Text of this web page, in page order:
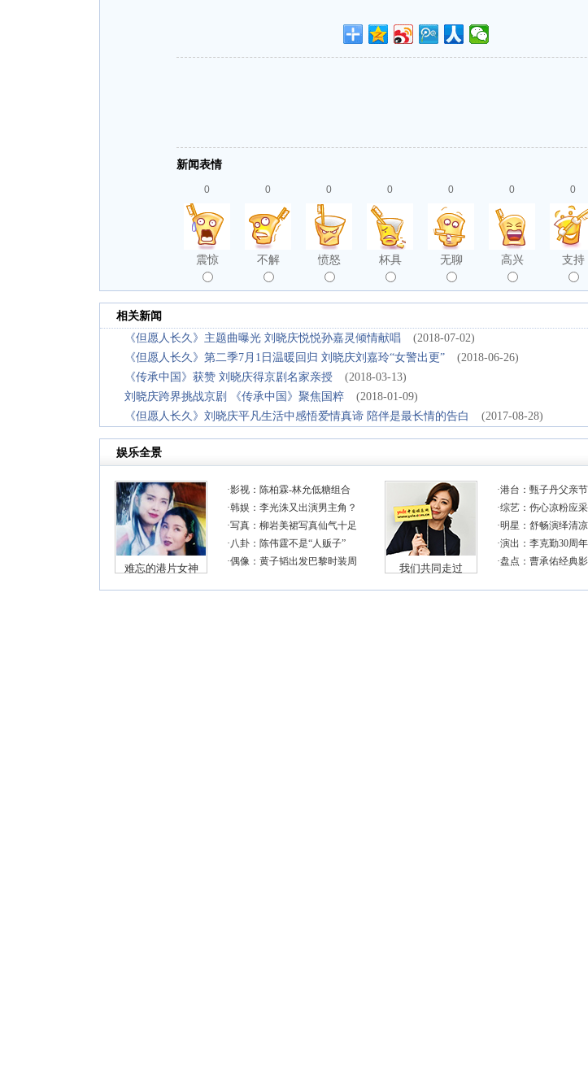
新闻表情
0
震惊
0
不解
0
愤怒
0
杯具
0
无聊
0
高兴
0
支持
相关新闻
《但愿人长久》主题曲曝光 刘晓庆悦悦孙嘉灵倾情献唱
(2018-07-02)
《但愿人长久》第二季7月1日温暖回归 刘晓庆刘嘉玲“女警出更”
(2018-06-26)
《传承中国》获赞 刘晓庆得京剧名家亲授
(2018-03-13)
刘晓庆跨界挑战京剧 《传承中国》聚焦国粹
(2018-01-09)
《但愿人长久》刘晓庆平凡生活中感悟爱情真谛 陪伴是最长情的告白
(2017-08-28)